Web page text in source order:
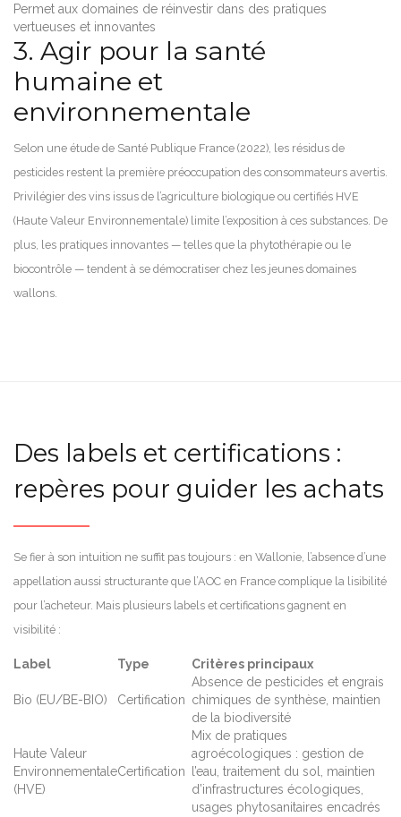
Permet aux domaines de réinvestir dans des pratiques
vertueuses et innovantes
3. Agir pour la santé
humaine et
environnementale
Selon une étude de Santé Publique France (2022), les résidus de
pesticides restent la première préoccupation des consommateurs avertis.
Privilégier des vins issus de l’agriculture biologique ou certifiés HVE
(Haute Valeur Environnementale) limite l’exposition à ces substances. De
plus, les pratiques innovantes — telles que la phytothérapie ou le
biocontrôle — tendent à se démocratiser chez les jeunes domaines
wallons.
Des labels et certifications :
repères pour guider les achats
Se fier à son intuition ne suffit pas toujours : en Wallonie, l’absence d’une
appellation aussi structurante que l’AOC en France complique la lisibilité
pour l’acheteur. Mais plusieurs labels et certifications gagnent en
visibilité :
Label Type Critères principaux
Bio (EU/BE-BIO) Certification
Absence de pesticides et engrais
chimiques de synthèse, maintien
de la biodiversité
Haute Valeur
Environnementale
(HVE)
Certification
Mix de pratiques
agroécologiques : gestion de
l’eau, traitement du sol, maintien
d’infrastructures écologiques,
usages phytosanitaires encadrés